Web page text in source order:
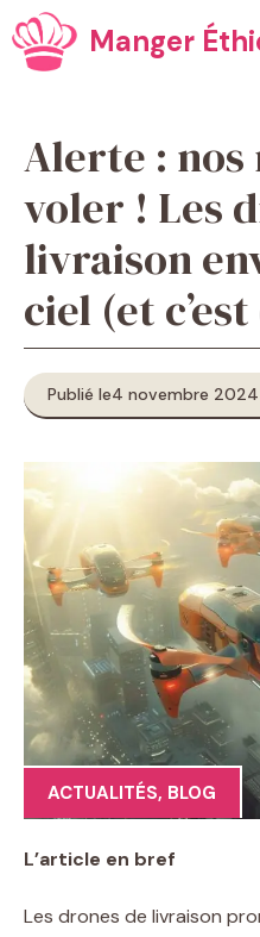
Aller
au
contenu
Manger
Alerte : nos
voler ! Les
livraison
ciel (et
Publié le4 novembre 2024
ACTUALITÉS, BLOG
L’article en bref
Les drones de livraison